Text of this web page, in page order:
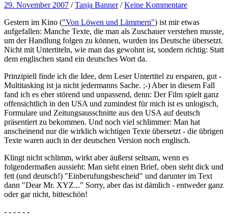
29. November 2007 /Tanja Banner /Keine Kommentare
Gestern im Kino ("Von Löwen und Lämmern") ist mir etwas
aufgefallen: Manche Texte, die man als Zuschauer verstehen musste,
um der Handlung folgen zu können, wurden ins Deutsche übersetzt.
Nicht mit Untertiteln, wie man das gewohnt ist, sondern richtig: Statt
dem englischen stand ein deutsches Wort da.
Prinzipiell finde ich die Idee, dem Leser Untertitel zu ersparen, gut -
Multitasking ist ja nicht jedermanns Sache. ;-) Aber in diesem Fall
fand ich es eher störend und unpassend, denn: Der Film spielt ganz
offensichtlich in den USA und zumindest für mich ist es unlogisch,
Formulare und Zeitungsausschnitte aus den USA auf deutsch
präsentiert zu bekommen. Und noch viel schlimmer: Man hat
anscheinend nur die wirklich wichtigen Texte übersetzt - die übrigen
Texte waren auch in der deutschen Version noch englisch.
Klingt nicht schlimm, wirkt aber äußerst seltsam, wenn es
folgendermaßen aussieht: Man sieht einen Brief, oben steht dick und
fett (und deutsch!) "Einberufungsbescheid" und darunter im Text
dann "Dear Mr. XYZ..." Sorry, aber das ist dämlich - entweder ganz
oder gar nicht, bitteschön!
- - - - - -